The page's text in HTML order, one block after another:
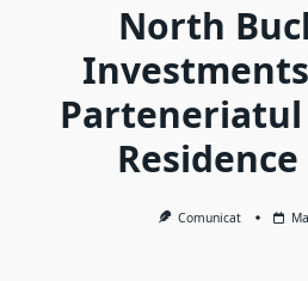
North
Parteneriatul
Residence
Comunicat